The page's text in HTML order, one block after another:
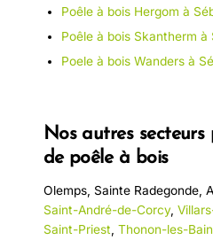
Poêle à bois Hergom à
Poêle à bois Skantherm
Poele à bois Wanders à
Nos autres
de poêle à bois
Olemps, Sainte Radegonde,
Saint-André-de-Corcy,
Saint-Priest Thonon-les-